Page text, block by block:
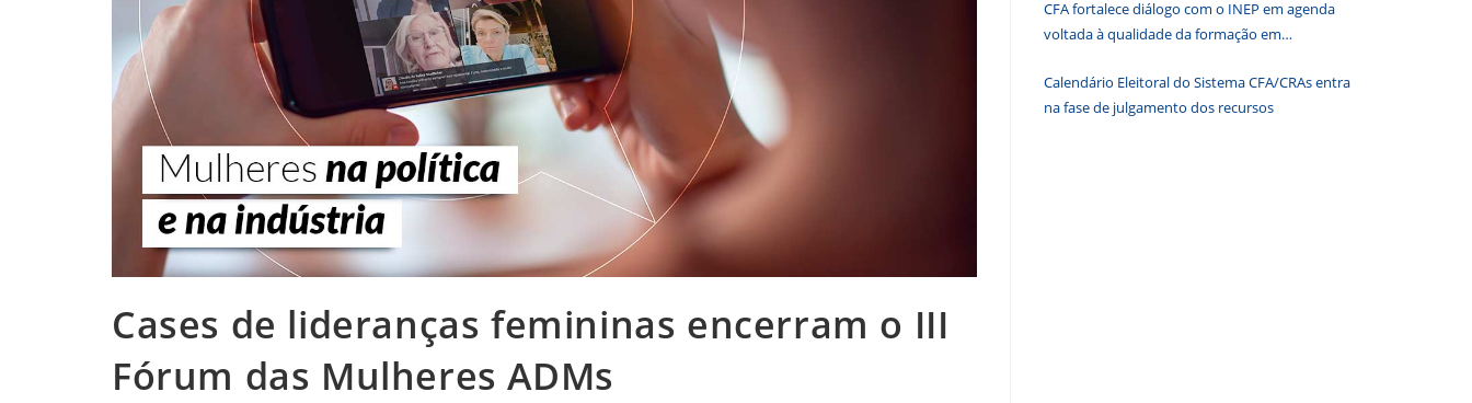
Cases de lideranças femininas encerram o III
Fórum das Mulheres ADMs
CFA fortalece diálogo com o INEP em agenda
voltada à qualidade da formação em
Calendário Eleitoral do Sistema CFA/CRAs entra
na fase de julgamento dos recursos